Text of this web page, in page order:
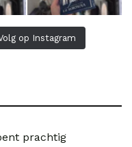
op Instagram
prachtig